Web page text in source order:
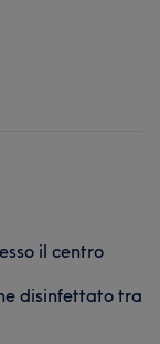
il centro
disinfettato tra